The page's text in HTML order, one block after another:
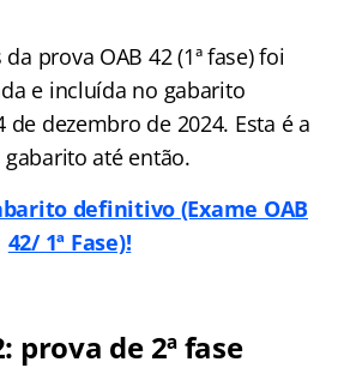
prova OAB 42 (1ª fase) foi
e incluída no gabarito
dezembro de 2024. Esta é a
até então.
definitivo (Exame OAB
42/ 1ª Fase)!
prova de 2ª fase